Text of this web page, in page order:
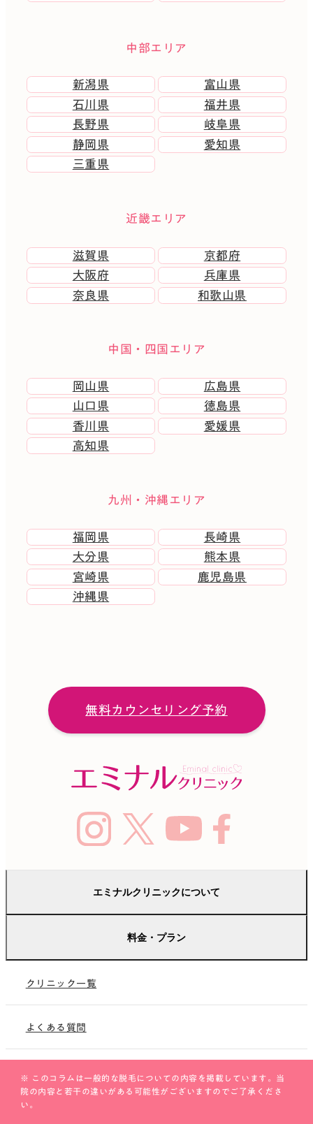
中部エリア
新潟県
富山県
石川県
福井県
長野県
岐阜県
静岡県
愛知県
三重県
近畿エリア
滋賀県
京都府
大阪府
兵庫県
奈良県
和歌山県
中国・四国エリア
岡山県
広島県
山口県
徳島県
香川県
愛媛県
高知県
九州・沖縄エリア
福岡県
長崎県
大分県
熊本県
宮崎県
鹿児島県
沖縄県
無料カウンセリング予約
エミナルクリニックについて
保護者の方へ
総院長紹介
料金・プラン
のりかえプラン
ペア限定プラン
お友だち紹介プラン
クリニック一覧
よくある質問
※ このコラムは一般的な脱毛についての内容を掲載しています。当
院の内容と若干の違いがある可能性がございますのでご了承くださ
い。